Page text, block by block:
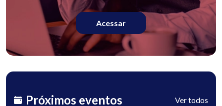
Acessar
Próximos eventos Ver todos